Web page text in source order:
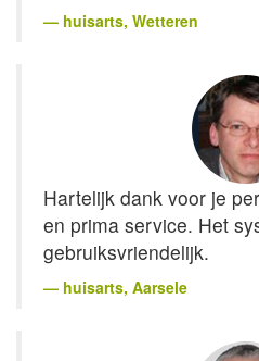
huisarts, Wetteren
Hartelijk dank voor je
en prima service. Het
gebruiksvriendelijk.
huisarts, Aarsele